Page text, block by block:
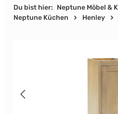
Du bist hier: Neptune Möbel &
Neptune Küchen
Henley